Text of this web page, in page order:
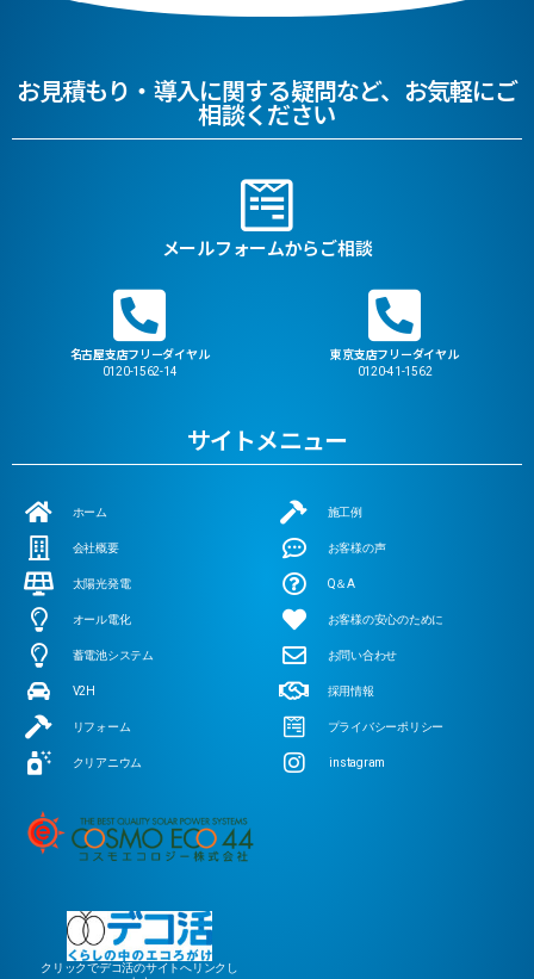
お見積もり・導入に関する疑問など、お気軽にご
相談ください
メールフォームからご相談
名古屋支店フリーダイヤル
0120-1562-14
東京支店フリーダイヤル
0120-41-1562
サイトメニュー
ホーム
会社概要
太陽光発電
オール電化
蓄電池システム
V2H
リフォーム
クリアニウム
施工例
お客様の声
Q＆A
お客様の安心のために
お問い合わせ
採用情報
プライバシーポリシー
instagram
クリックでデコ活のサイトへリンクし